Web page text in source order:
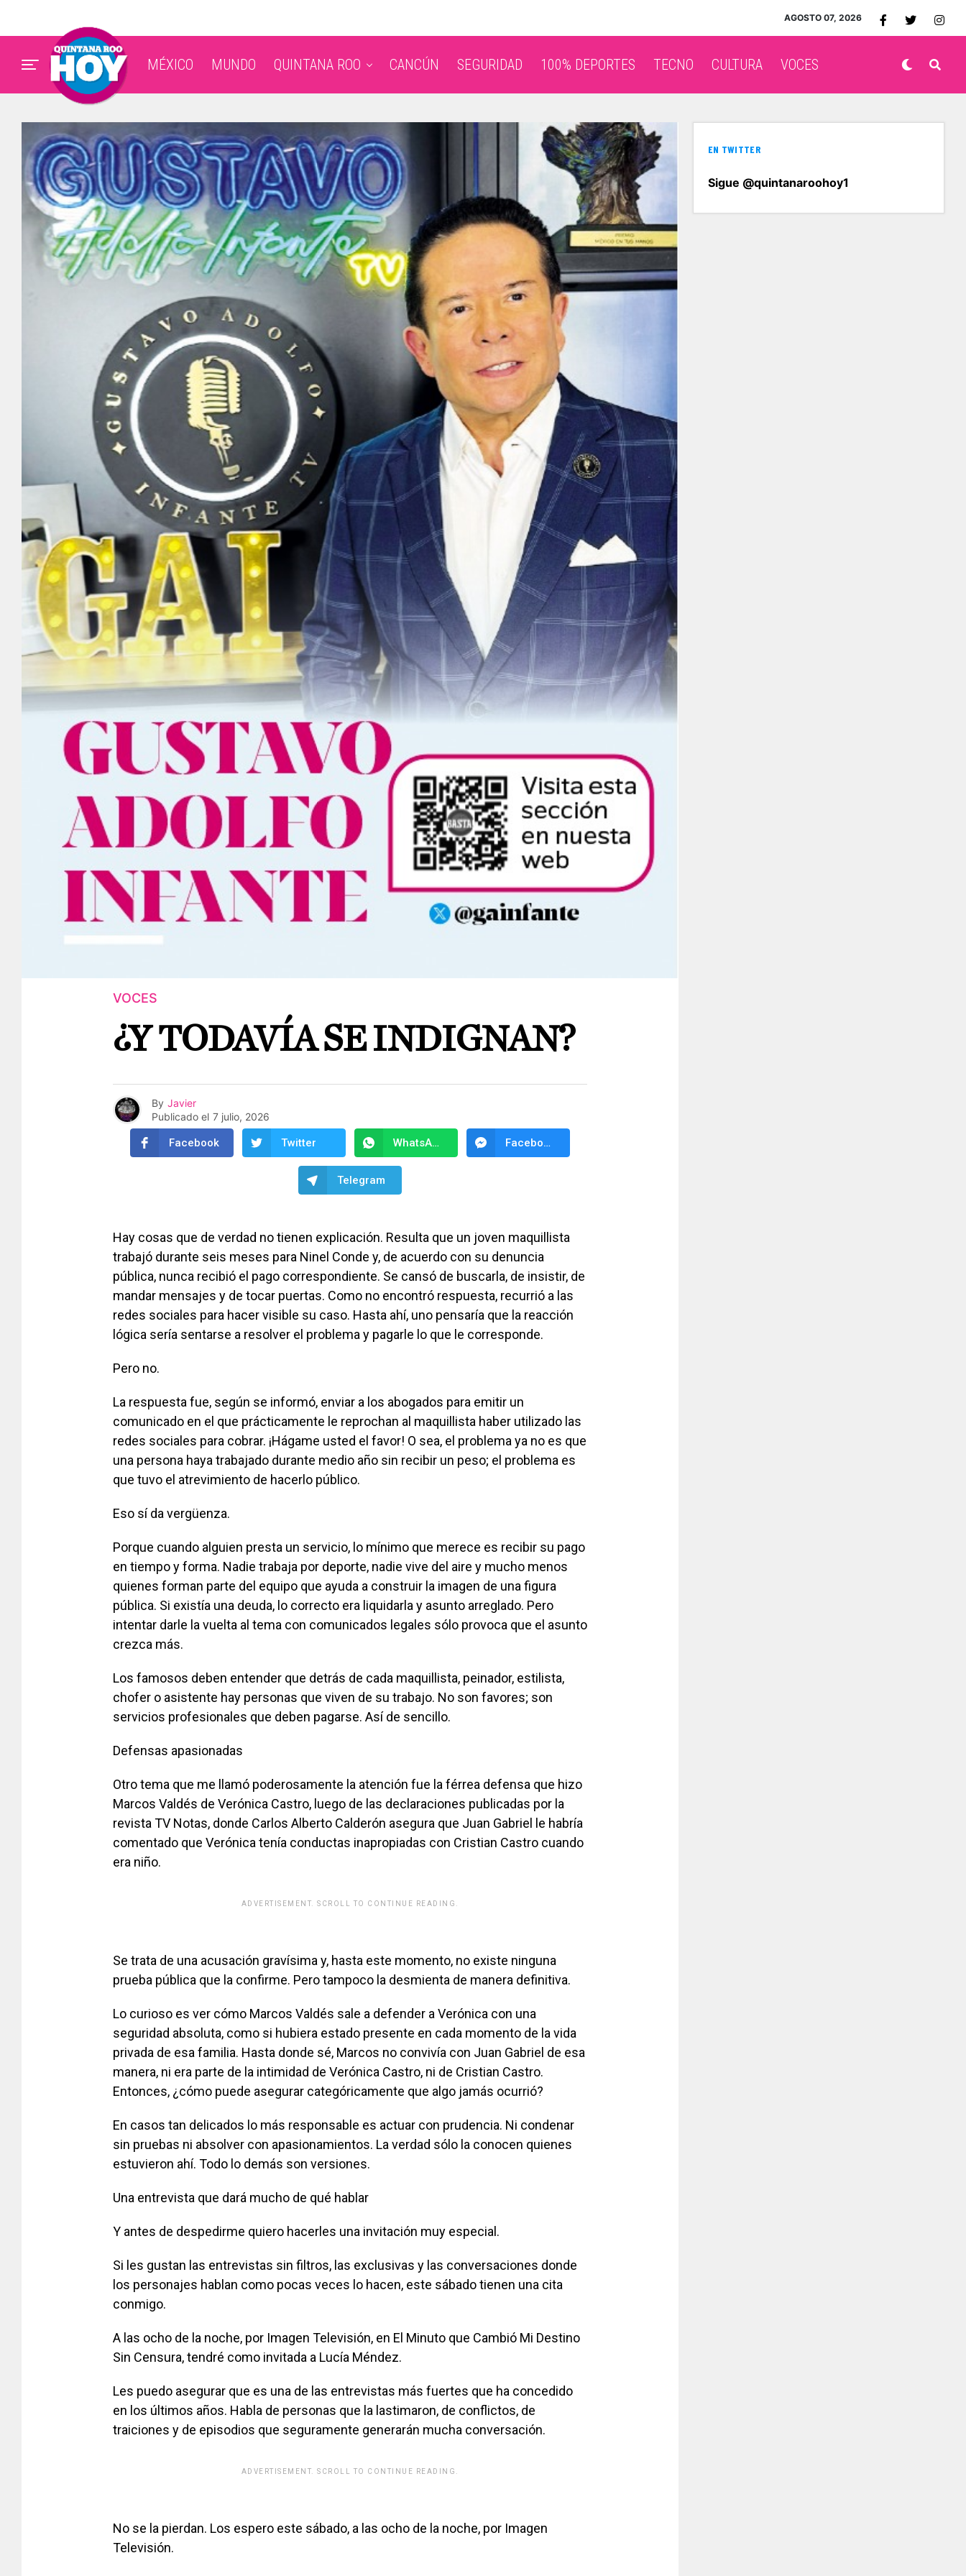
AGOSTO 07, 2026
MÉXICO MUNDO QUINTANA ROO CANCÚN SEGURIDAD 100% DEPORTES TECNO CULTURA VOCES
VOCES
¿Y TODAVÍA SE INDIGNAN?
By Javier
Publicado el 7 julio, 2026
Facebook Twitter WhatsApp Facebook Messenger
Telegram
Hay cosas que de verdad no tienen explicación. Resulta que un joven maquillista
trabajó durante seis meses para Ninel Conde y, de acuerdo con su denuncia
pública, nunca recibió el pago correspondiente. Se cansó de buscarla, de insistir, de
mandar mensajes y de tocar puertas. Como no encontró respuesta, recurrió a las
redes sociales para hacer visible su caso. Hasta ahí, uno pensaría que la reacción
lógica sería sentarse a resolver el problema y pagarle lo que le corresponde.
Pero no.
La respuesta fue, según se informó, enviar a los abogados para emitir un
comunicado en el que prácticamente le reprochan al maquillista haber utilizado las
redes sociales para cobrar. ¡Hágame usted el favor! O sea, el problema ya no es que
una persona haya trabajado durante medio año sin recibir un peso; el problema es
que tuvo el atrevimiento de hacerlo público.
Eso sí da vergüenza.
Porque cuando alguien presta un servicio, lo mínimo que merece es recibir su pago
en tiempo y forma. Nadie trabaja por deporte, nadie vive del aire y mucho menos
quienes forman parte del equipo que ayuda a construir la imagen de una figura
pública. Si existía una deuda, lo correcto era liquidarla y asunto arreglado. Pero
intentar darle la vuelta al tema con comunicados legales sólo provoca que el asunto
crezca más.
Los famosos deben entender que detrás de cada maquillista, peinador, estilista,
chofer o asistente hay personas que viven de su trabajo. No son favores; son
servicios profesionales que deben pagarse. Así de sencillo.
Defensas apasionadas
Otro tema que me llamó poderosamente la atención fue la férrea defensa que hizo
Marcos Valdés de Verónica Castro, luego de las declaraciones publicadas por la
revista TV Notas, donde Carlos Alberto Calderón asegura que Juan Gabriel le habría
comentado que Verónica tenía conductas inapropiadas con Cristian Castro cuando
era niño.
ADVERTISEMENT. SCROLL TO CONTINUE READING.
Se trata de una acusación gravísima y, hasta este momento, no existe ninguna
prueba pública que la confirme. Pero tampoco la desmienta de manera definitiva.
Lo curioso es ver cómo Marcos Valdés sale a defender a Verónica con una
seguridad absoluta, como si hubiera estado presente en cada momento de la vida
privada de esa familia. Hasta donde sé, Marcos no convivía con Juan Gabriel de esa
manera, ni era parte de la intimidad de Verónica Castro, ni de Cristian Castro.
Entonces, ¿cómo puede asegurar categóricamente que algo jamás ocurrió?
En casos tan delicados lo más responsable es actuar con prudencia. Ni condenar
sin pruebas ni absolver con apasionamientos. La verdad sólo la conocen quienes
estuvieron ahí. Todo lo demás son versiones.
Una entrevista que dará mucho de qué hablar
Y antes de despedirme quiero hacerles una invitación muy especial.
Si les gustan las entrevistas sin filtros, las exclusivas y las conversaciones donde
los personajes hablan como pocas veces lo hacen, este sábado tienen una cita
conmigo.
A las ocho de la noche, por Imagen Televisión, en El Minuto que Cambió Mi Destino
Sin Censura, tendré como invitada a Lucía Méndez.
Les puedo asegurar que es una de las entrevistas más fuertes que ha concedido
en los últimos años. Habla de personas que la lastimaron, de conflictos, de
traiciones y de episodios que seguramente generarán mucha conversación.
ADVERTISEMENT. SCROLL TO CONTINUE READING.
No se la pierdan. Los espero este sábado, a las ocho de la noche, por Imagen
Televisión.
EN TWITTER
Sigue @quintanaroohoy1